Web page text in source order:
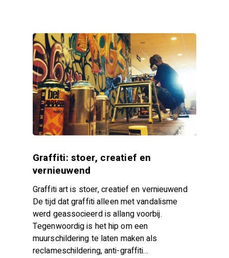
Graffiti: stoer, creatief en
vernieuwend
Graffiti art is stoer, creatief en vernieuwend
De tijd dat graffiti alleen met vandalisme
werd geassocieerd is allang voorbij.
Tegenwoordig is het hip om een
muurschildering te laten maken als
reclameschildering, anti-graffiti…